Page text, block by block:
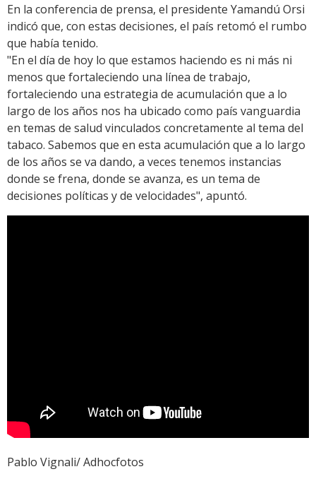
En la conferencia de prensa, el presidente Yamandú Orsi
indicó que, con estas decisiones, el país retomó el rumbo
que había tenido.
"En el día de hoy lo que estamos haciendo es ni más ni
menos que fortaleciendo una línea de trabajo,
fortaleciendo una estrategia de acumulación que a lo
largo de los años nos ha ubicado como país vanguardia
en temas de salud vinculados concretamente al tema del
tabaco. Sabemos que en esta acumulación que a lo largo
de los años se va dando, a veces tenemos instancias
donde se frena, donde se avanza, es un tema de
decisiones políticas y de velocidades", apuntó.
Pablo Vignali/ Adhocfotos